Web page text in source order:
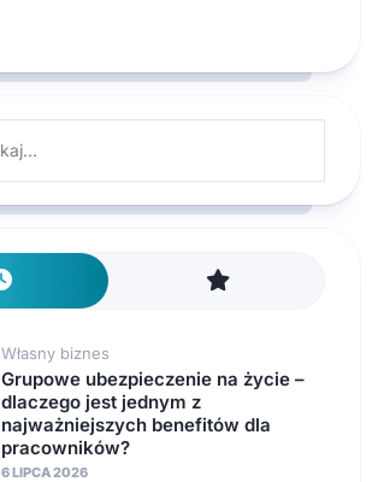
Własny biznes
Grupowe ubezpieczenie na życie –
dlaczego jest jednym z
najważniejszych benefitów dla
pracowników?
6 LIPCA 2026